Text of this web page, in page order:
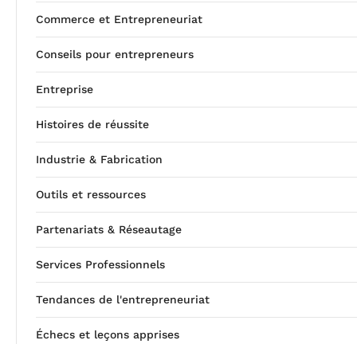
Commerce et Entrepreneuriat
Conseils pour entrepreneurs
Entreprise
Histoires de réussite
Industrie & Fabrication
Outils et ressources
Partenariats & Réseautage
Services Professionnels
Tendances de l'entrepreneuriat
Échecs et leçons apprises